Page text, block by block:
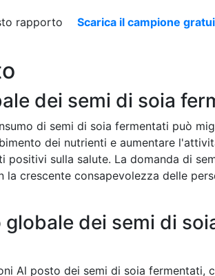
rapporto Scarica il campione
dei semi di soia
di semi di soia fermentati può
dei nutrienti e aumentare
sulla salute. La domanda di
crescente consapevolezza delle
dei semi di
Al posto dei semi di soia fermentati,